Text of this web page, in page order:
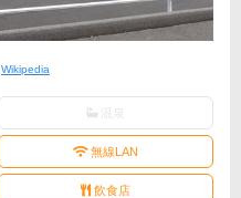
Wikipedia
無線LAN
飲食店